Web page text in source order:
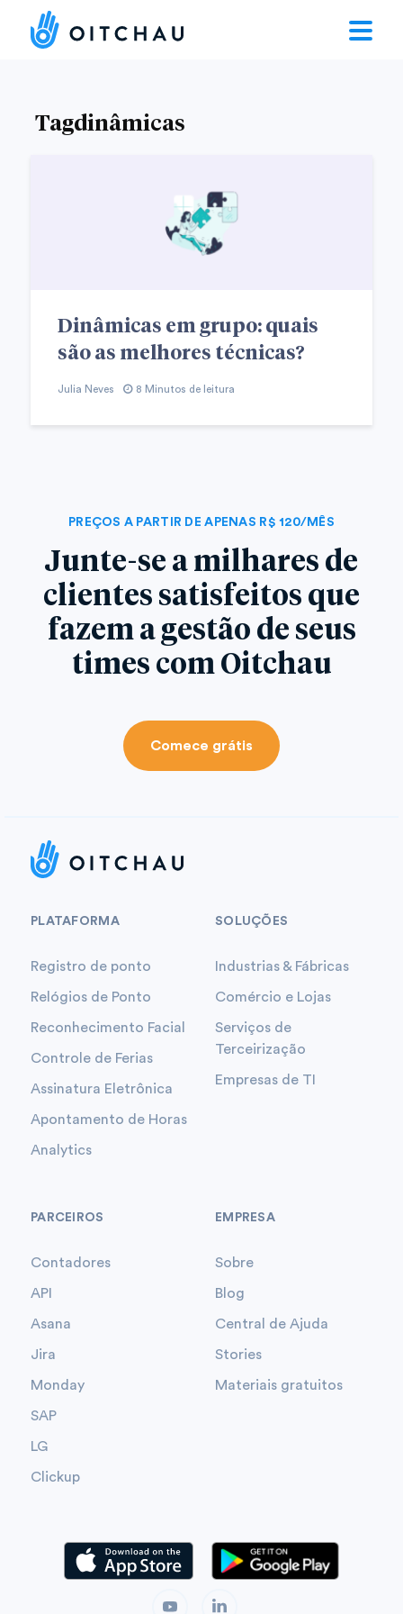
Tagdinâmicas
Dinâmicas em grupo: quais
são as melhores técnicas?
Julia Neves 8 Minutos de leitura
PREÇOS A PARTIR DE APENAS R$ 120/MÊS
Junte-se a milhares de
clientes satisfeitos que
fazem a gestão de seus
times com Oitchau
Comece grátis
PLATAFORMA
Registro de ponto
Relógios de Ponto
Reconhecimento Facial
Controle de Ferias
Assinatura Eletrônica
Apontamento de Horas
Analytics
SOLUÇÕES
Industrias & Fábricas
Comércio e Lojas
Serviços de
Terceirização
Empresas de TI
PARCEIROS
Contadores
API
Asana
Jira
Monday
SAP
LG
Clickup
EMPRESA
Sobre
Blog
Central de Ajuda
Stories
Materiais gratuitos